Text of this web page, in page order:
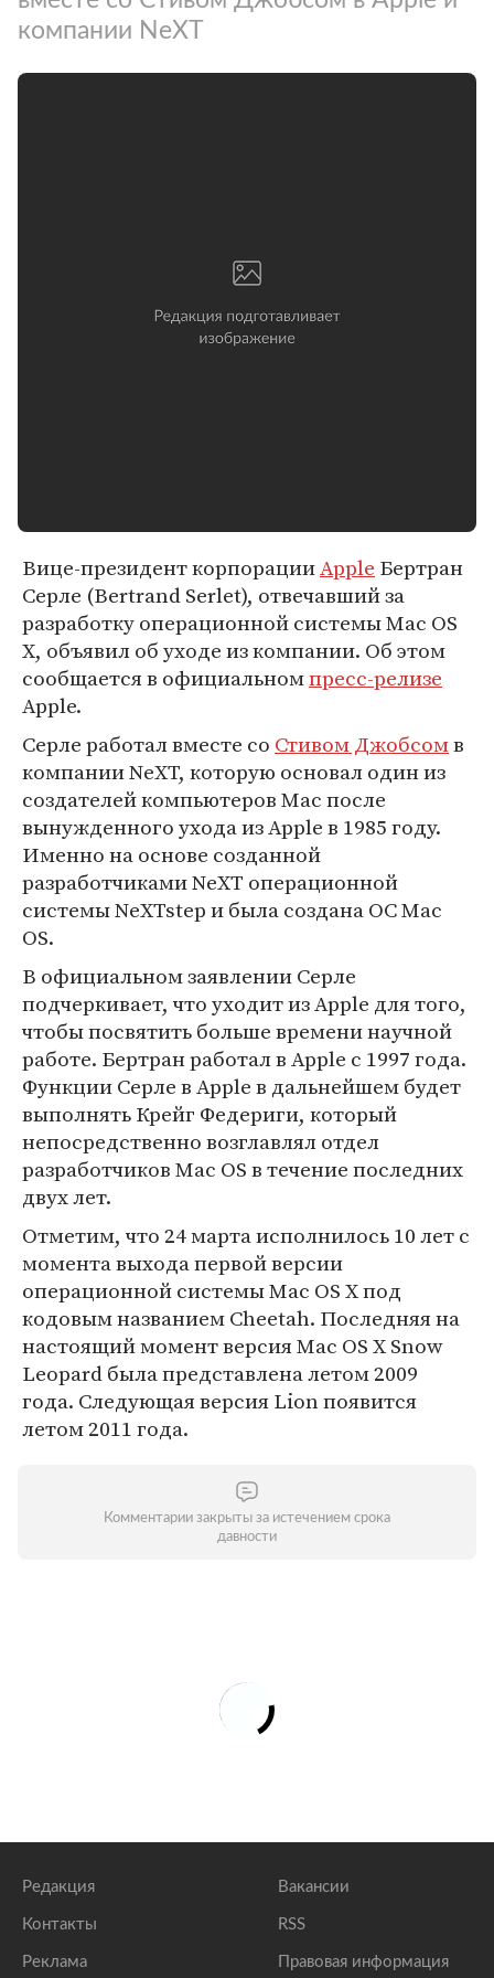
компании NeXT
Вице-президент корпорацииApple Бертран
Серле (Bertrand Serlet), отвечавший за
разработку операционной системы Mac OS
X, объявил об уходе из компании. Об этом
сообщается в официальномпресс-релизе
Apple.
Серле работал вместе со Стивом Джобсомв
компании NeXT, которую основал один из
создателей компьютеров Mac после
вынужденного ухода из Apple в 1985 году.
Именно на основе созданной
разработчиками NeXT операционной
системы NeXTstep и была создана ОС Mac
OS.
В официальном заявлении Серле
подчеркивает, что уходит из Apple для того,
чтобы посвятить больше времени научной
работе. Бертран работал в Apple с 1997 года.
Функции Серле в Apple в дальнейшем будет
выполнять Крейг Федериги, который
непосредственно возглавлял отдел
разработчиков Mac OS в течение последних
двух лет.
Отметим, что 24 марта исполнилось 10 лет с
момента выхода первой версии
операционной системы Mac OS X под
кодовым названием Cheetah. Последняя на
настоящий момент версия Mac OS X Snow
Leopard была представлена летом 2009
года. Следующая версия Lion появится
летом 2011 года.
Комментарии закрыты за истечением срока
давности
Редакция
Контакты
Реклама
Вакансии
RSS
Правовая информация